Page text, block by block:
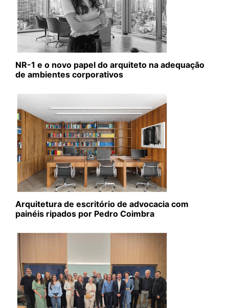
NR-1 e o novo papel do arquiteto na adequação
de ambientes corporativos
Arquitetura de escritório de advocacia com
painéis ripados por Pedro Coimbra